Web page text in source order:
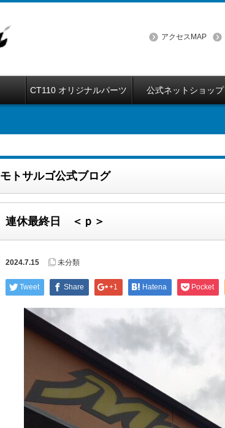
アクセスMAP
CT110 オリジナルパーツ 公式ネットショップ
モトサルゴ公式ブログ
連休最終日 ＜ｐ＞
2024.7.15 未分類
Tweet Share +1 Hatena Pocket